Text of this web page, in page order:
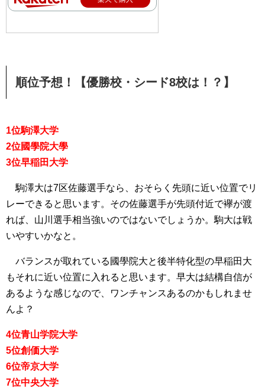
順位予想！【優勝校・シード8校は！？】
1位駒澤大学
2位國學院大學
3位早稲田大学
駒澤大は7区佐藤選手なら、おそらく先頭に近い位置でリ
レーできると思います。その佐藤選手が先頭付近で襷が渡
れば、山川選手相当強いのではないでしょうか。駒大は戦
いやすいかなと。
バランスが取れている國學院大と後半特化型の早稲田大
もそれに近い位置に入れると思います。早大は結構自信が
あるような感じなので、ワンチャンスあるのかもしれませ
んよ？
4位青山学院大学
5位創価大学
6位帝京大学
7位中央大学